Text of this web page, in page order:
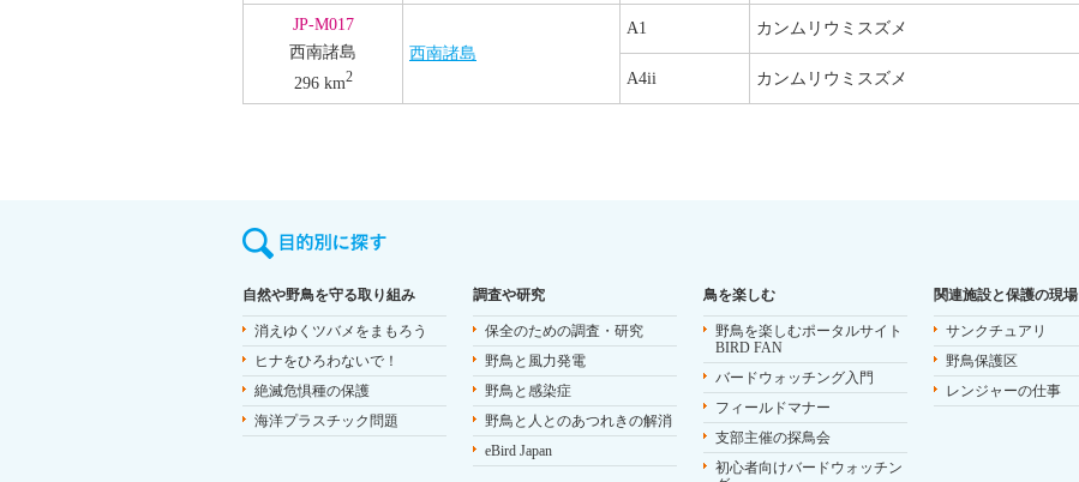
JP-M017
西南諸島
296 km2
西南諸島
A1 カンムリウミスズメ
A4ii カンムリウミスズメ
自然や野鳥を守る取り組み
消えゆくツバメをまもろう
ヒナをひろわないで！
絶滅危惧種の保護
海洋プラスチック問題
調査や研究
保全のための調査・研究
野鳥と風力発電
野鳥と感染症
野鳥と人とのあつれきの解消
eBird Japan
鳥を楽しむ
野鳥を楽しむポータルサイト
BIRD FAN
バードウォッチング入門
フィールドマナー
支部主催の探鳥会
初心者向けバードウォッチン
関連施設と保護の現場
サンクチュアリ
野鳥保護区
レンジャーの仕事